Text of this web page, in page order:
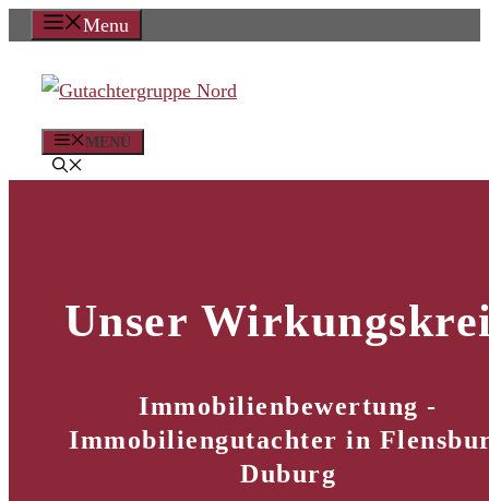
Zum
springen
Menu
MENÜ
Unser
Immobilienbewertung -
Immobiliengutachter in
Duburg